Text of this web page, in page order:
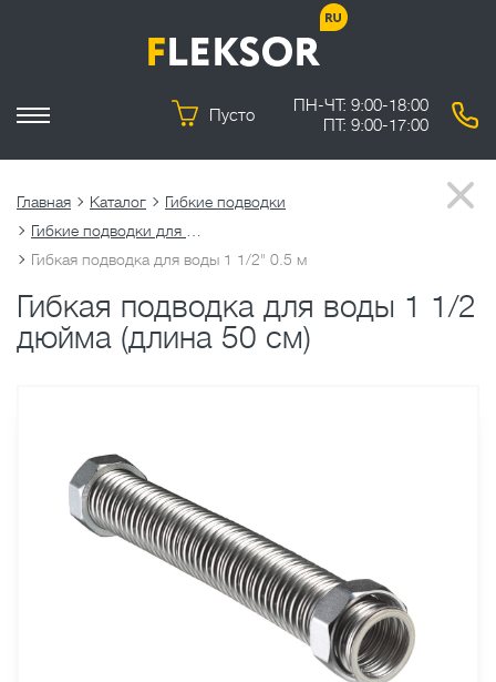
Пусто
ПН-ЧТ: 9:00-18:00
ПТ: 9:00-17:00
Главная Каталог
Гибкие подводки
Гибкая подводка для воды 1 1/2" 0.5 м
Гибкая подводка для воды 1 1/2
дюйма (длина 50 см)